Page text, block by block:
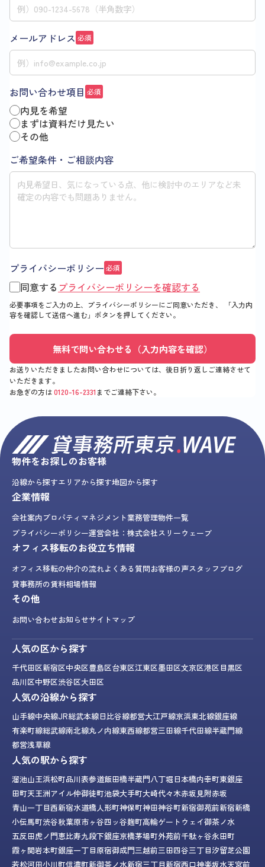
メールアドレス 必須
お問い合わせ項目 必須
内見を希望
まずは資料だけ見たい
その他
ご希望条件・ご相談内容
プライバシーポリシー 必須
同意する プライバシーポリシーを確認する
必要事項をご入力の上、プライバシーポリシーにご同意いただき、
「入力内
容を確認して送信へ進む」 ボタンを押してください。
無料で問い合わせる（入力内容を確認）
お送りいただきましたお問い合わせについては、後日折り返しご連絡させて
いただきます。
お急ぎの方は0120-16-2331 までご連絡下さい。
物件をお探しのお客様
沿線から探すエリアから探す地図から探す
企業情報
会社案内プロパティマネジメント業務管理物件一覧
プライバシーポリシー運営会社：株式会社スリーウェーブ
オフィス移転のお役立ち情報
オフィス移転の仲介の流れよくある質問お客様の声スタッフブログ
貸事務所の賃料相場情報
その他
お問い合わせお知らせサイトマップ
人気の区から探す
千代田区新宿区中央区豊島区台東区江東区墨田区文京区港区目黒区
品川区中野区渋谷区大田区
人気の沿線から探す
山手線中央線JR総武本線日比谷線都営大江戸線京浜東北線銀座線
有楽町線総武線南北線丸ノ内線東西線都営三田線千代田線半蔵門線
都営浅草線
人気の駅から探す
溜池山王浜松町品川表参道飯田橋半蔵門八丁堀日本橋内幸町東銀座
田町天王洲アイル仲御徒町池袋大手町大崎代々木赤坂見附赤坂
青山一丁目西新宿水道橋人形町神保町神田神谷町新宿御苑前新宿新橋
小伝馬町渋谷秋葉原市ヶ谷四ッ谷麹町高輪ゲートウェイ御茶ノ水
五反田虎ノ門恵比寿九段下銀座京橋茅場町外苑前千駄ヶ谷永田町
霞ヶ関岩本町銀座一丁目原宿御成門三越前三田四谷三丁目汐留芝公園
若松河田小川町信濃町新御茶ノ水新宿三丁目新宿西口神楽坂水天宮前